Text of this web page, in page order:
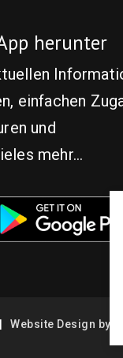
herunter
einfachen
und
mehr...
Website Design by